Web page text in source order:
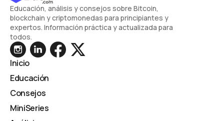
Educación, análisis y consejos sobre Bitcoin,
blockchain y criptomonedas para principiantes y
expertos. Información práctica y actualizada para
todos.
Inicio
Educación
Consejos
MiniSeries